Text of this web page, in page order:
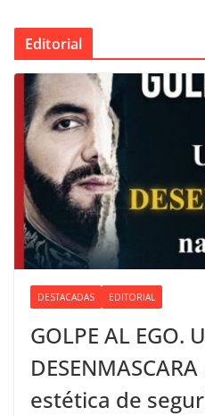
Editorial
DESTACADAS EDITORIAL
GOLPE AL EGO.
estética de